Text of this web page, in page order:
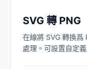
SVG 轉 PNG
在線將 SVG 轉換爲
處理。可設置自定